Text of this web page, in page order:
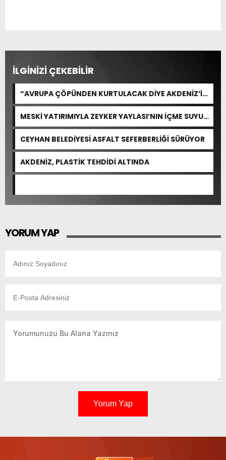
İLGİNİZİ ÇEKEBİLİR
“AVRUPA ÇÖPÜNDEN KURTULACAK DİYE AKDENİZ’İ
FEDA EDEMEZSİNİZ!”
MESKİ YATIRIMIYLA ZEYKER YAYLASI’NIN İÇME SUYU
KAPASİTESİ GÜÇLENDİRİLDİ
CEYHAN BELEDİYESİ ASFALT SEFERBERLİĞİ SÜRÜYOR
AKDENİZ, PLASTİK TEHDİDİ ALTINDA
YORUM YAP
Yorum Yap